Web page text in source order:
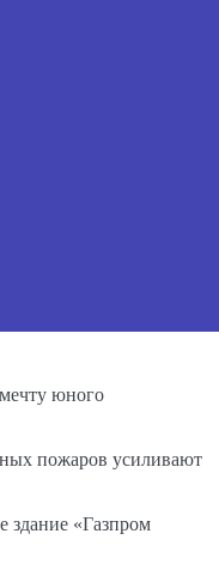
юного
пожаров усиливают
здание «Газпром